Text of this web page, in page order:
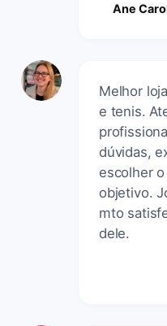
Ane
Melhor
e tenis.
dúvidas,
escolher
objetivo.
mto
dele.